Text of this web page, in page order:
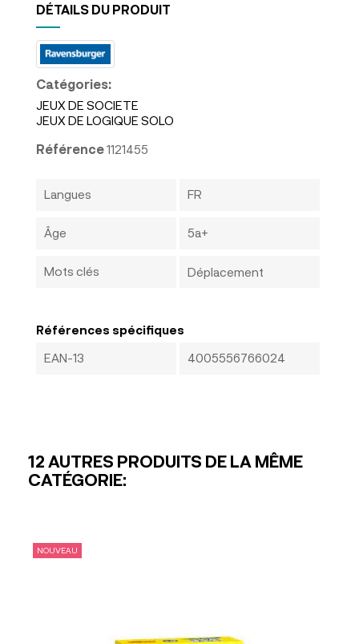
DÉTAILS DU PRODUIT
Catégories:
JEUX DE SOCIETE
JEUX DE LOGIQUE SOLO
Référence1121455
Langues FR
Âge 5a+
Mots clés Déplacement
Références spécifiques
EAN-13
4005556766024
12 AUTRES PRODUITS DE LA MÊME
CATÉGORIE:
NOUVEAU